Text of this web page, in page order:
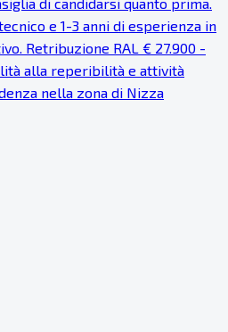
e 1-3 anni di esperienza in
Retribuzione RAL € 27.900 -
alla reperibilità e attività
nella zona di Nizza